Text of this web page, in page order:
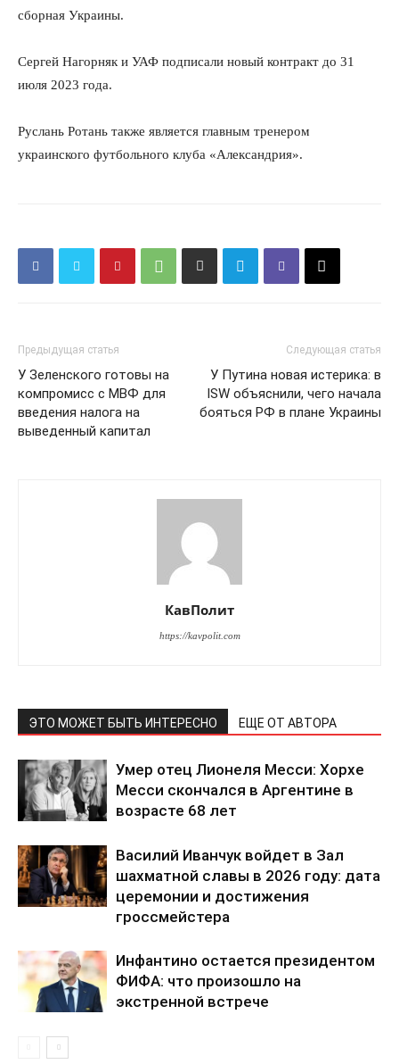
сборная Украины.
Сергей Нагорняк и УАФ подписали новый контракт до 31
июля 2023 года.
Руслань Ротань также является главным тренером
украинского футбольного клуба «Александрия».
Предыдущая статья
У Зеленского готовы на
компромисс с МВФ для
введения налога на
выведенный капитал
Следующая статья
У Путина новая истерика: в
ISW объяснили, чего начала
бояться РФ в плане Украины
КавПолит
https://kavpolit.com
ЭТО МОЖЕТ БЫТЬ ИНТЕРЕСНО ЕЩЕ ОТ АВТОРА
Умер отец Лионеля Месси: Хорхе
Месси скончался в Аргентине в
возрасте 68 лет
Василий Иванчук войдет в Зал
шахматной славы в 2026 году: дата
церемонии и достижения
гроссмейстера
Инфантино остается президентом
ФИФА: что произошло на
экстренной встрече